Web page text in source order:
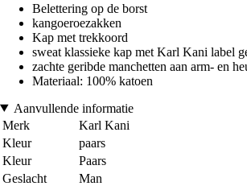
Belettering op de borst
kangoeroezakken
Kap met trekkoord
sweat klassieke kap met Karl Kani label
zachte geribde manchetten aan arm- en
Materiaal: 100% katoen
Aanvullende informatie
Merk
Karl Kani
Kleur
paars
Kleur
Paars
Geslacht
Man